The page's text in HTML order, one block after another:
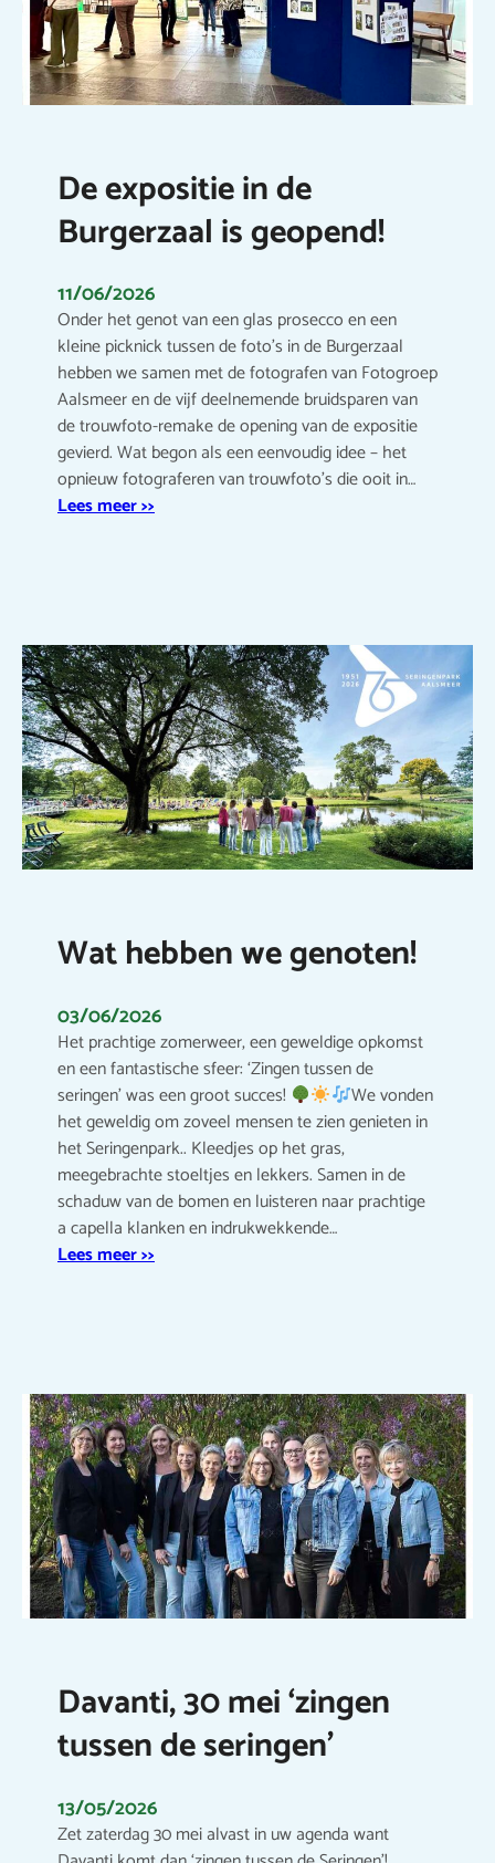
De expositie in de
Burgerzaal is geopend!
11/06/2026
Onder het genot van een glas prosecco en een
kleine picknick tussen de foto’s in de Burgerzaal
hebben we samen met de fotografen van Fotogroep
Aalsmeer en de vijf deelnemende bruidsparen van
de trouwfoto-remake de opening van de expositie
gevierd. Wat begon als een eenvoudig idee – het
opnieuw fotograferen van trouwfoto’s die ooit in…
Lees meer >>
Wat hebben we genoten!
03/06/2026
Het prachtige zomerweer, een geweldige opkomst
en een fantastische sfeer: ‘Zingen tussen de
seringen’ was een groot succes!
We vonden
het geweldig om zoveel mensen te zien genieten in
het Seringenpark.. Kleedjes op het gras,
meegebrachte stoeltjes en lekkers. Samen in de
schaduw van de bomen en luisteren naar prachtige
a capella klanken en indrukwekkende…
Lees meer >>
Davanti, 30 mei ‘zingen
tussen de seringen’
13/05/2026
Zet zaterdag 30 mei alvast in uw agenda want